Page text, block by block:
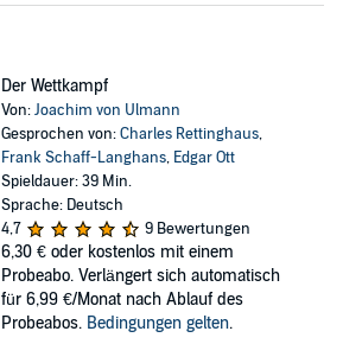
Der Wettkampf
Von:Joachim von Ulmann
Gesprochen von:Charles Rettinghaus,
Frank Schaff-Langhans, Edgar Ott
Spieldauer: 39 Min.
Sprache: Deutsch
4,7
9 Bewertungen
6,30 € oder kostenlos mit einem
Probeabo. Verlängert sich automatisch
für 6,99 €/Monat nach Ablauf des
Probeabos. Bedingungen gelten.